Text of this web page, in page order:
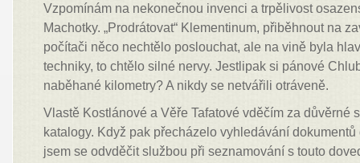
Vzpomínám na nekonečnou invenci a trpělivost
Machotky. „Prodrátovat“ Klementinum, přiběhnout na
počítači něco nechtělo poslouchat, ale na vině byla
techniky, to chtělo silné nervy. Jestlipak si pánové
naběhané kilometry? A nikdy se netvářili otráveně.
Vlastě Kostlánové a Věře Tafatové vděčím za důvěrné
katalogy. Když pak přecházelo vyhledávání
jsem se odvděčit službou při seznamování s touto